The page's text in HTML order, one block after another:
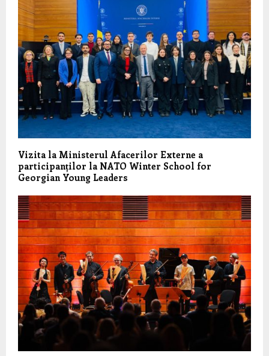
Vizita la Ministerul Afacerilor Externe a
participanților la NATO Winter School for
Georgian Young Leaders